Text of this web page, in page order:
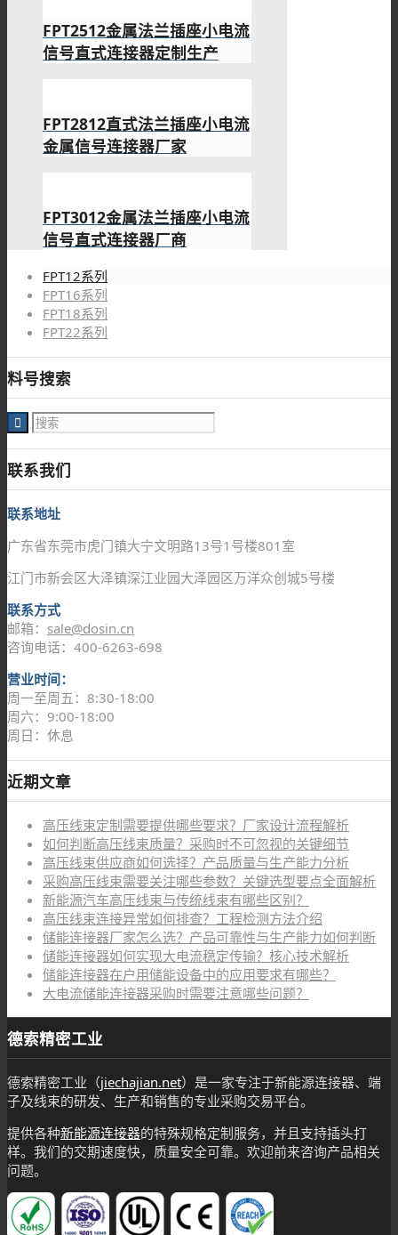
FPT2512金属法兰插座小电流
信号直式连接器定制生产
FPT2812直式法兰插座小电流
金属信号连接器厂家
FPT3012金属法兰插座小电流
信号直式连接器厂商
FPT12系列
FPT16系列
FPT18系列
FPT22系列
料号搜索
联系我们
联系地址
广东省东莞市虎门镇大宁文明路13号1号楼801室
江门市新会区大泽镇深江业园大泽园区万洋众创城5号楼
联系方式
邮箱： sale@dosin.cn
咨询电话：400-6263-698
营业时间：
周一至周五：8:30-18:00
周六：9:00-18:00
周日：休息
近期文章
高压线束定制需要提供哪些要求？厂家设计流程解析
如何判断高压线束质量？采购时不可忽视的关键细节
高压线束供应商如何选择？产品质量与生产能力分析
采购高压线束需要关注哪些参数？关键选型要点全面解析
新能源汽车高压线束与传统线束有哪些区别？
高压线束连接异常如何排查？工程检测方法介绍
储能连接器厂家怎么选？产品可靠性与生产能力如何判断
储能连接器如何实现大电流稳定传输？核心技术解析
储能连接器在户用储能设备中的应用要求有哪些？
大电流储能连接器采购时需要注意哪些问题？
德索精密工业
德索精密工业（jiechajian.net）是一家专注于新能源连接器、端
子及线束的研发、生产和销售的专业采购交易平台。
提供各种新能源连接器的特殊规格定制服务，并且支持插头打
样。我们的交期速度快，质量安全可靠。欢迎前来咨询产品相关
问题。